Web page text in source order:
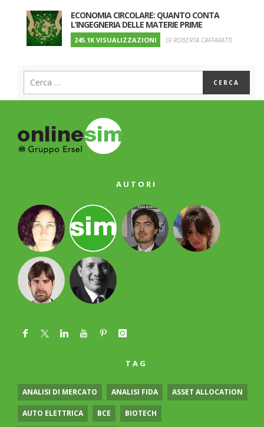
ECONOMIA CIRCOLARE: QUANTO CONTA
L’INGEGNERIA DELLE MATERIE PRIME
245.1K VISUALIZZAZIONI DI ROBERTA CAFFARATTI
AUTORI
TAG
ANALISI DI MERCATO ANALISI FIDA ASSET ALLOCATION
AUTO ELETTRICA BCE BIOTECH